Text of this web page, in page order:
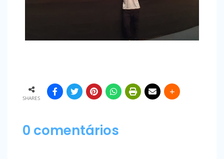
SHARES
0 comentários